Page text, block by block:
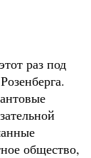
раз под
общество,